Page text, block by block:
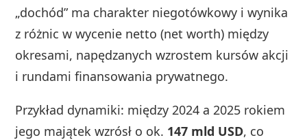
„dochód” ma charakter niegotówkowy i wynika
z różnic w wycenie netto (net worth) między
okresami, napędzanych wzrostem kursów akcji
i rundami finansowania prywatnego.
Przykład dynamiki: między 2024 a 2025 rokiem
jego majątek wzrósł o ok. 147 mld USD, co